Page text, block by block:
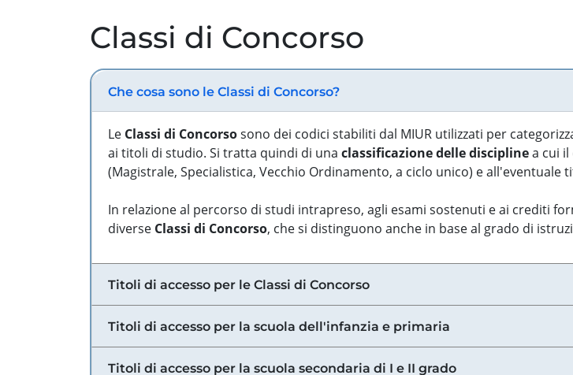
Classi di Concorso
Che cosa sono le Classi di Concorso?
Le Classi di Concorsosono dei codici stabiliti dal MIUR utilizzati per
ai titoli di studio. Si tratta quindi di una classificazione delle disciplinea cui
(Magistrale, Specialistica, Vecchio Ordinamento, a ciclo unico) e all'eventuale
In relazione al percorso di studi intrapreso, agli esami sostenuti e ai crediti
diverse Classi di Concorso, che si distinguono anche in base al grado di
Titoli di accesso per le Classi di Concorso
Titoli di accesso per la scuola dell'infanzia e primaria
Titoli di accesso per la scuola secondaria di I e II grado